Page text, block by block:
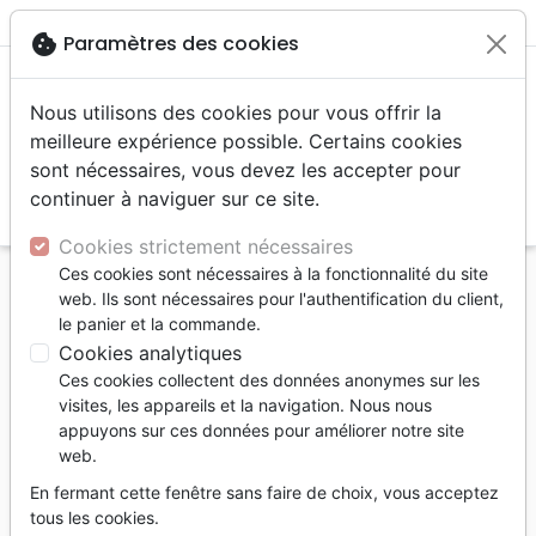
menu
Accueil Editeurs COMMANDERIE
COMMANDERIE
Liste des produits de l'éditeur
Filtrertune
Décoration Calendriers, agendas
cookie Paramètres des cookies
Nous utilisons des cookies pour vous offrir la
meilleure expérience possible. Certains cookies
sont nécessaires, vous devez les accepter pour
continuer à naviguer sur ce site.
Cookies strictement nécessaires
Ces cookies sont nécessaires à la fonctionnalité du site
web. Ils sont nécessaires pour l'authentification du client,
le panier et la commande.
Cookies analytiques
Ces cookies collectent des données anonymes sur les
visites, les appareils et la navigation. Nous nous
appuyons sur ces données pour améliorer notre site
web.
En fermant cette fenêtre sans faire de choix, vous acceptez
tous les cookies.